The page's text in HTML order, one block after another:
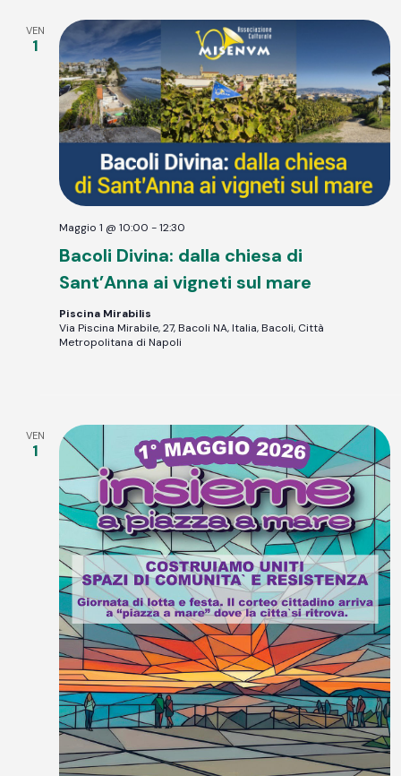
VEN
1
Bacoli Divina: dalla chiesa di
Sant’Anna ai vigneti sul mare
Maggio 1 @ 10:00 -12:30
Piscina Mirabilis
Via Piscina Mirabile, 27, Bacoli NA, Italia, Bacoli, Città
Metropolitana di Napoli
VEN
1